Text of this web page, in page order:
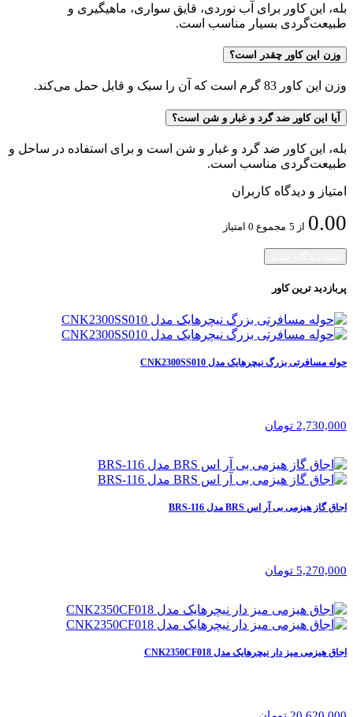
بله، این کاور برای آب نوردی، قایق سواری، ماهیگیری و
طبیعت‌گردی بسیار مناسب است.
وزن این کاور چقدر است؟
وزن این کاور 83 گرم است که آن را سبک و قابل حمل می‌کند.
آیا این کاور ضد گرد و غبار و شن است؟
بله، این کاور ضد گرد و غبار و شن است و برای استفاده در ساحل و
طبیعت‌گردی مناسب است.
امتیاز و دیدگاه کاربران
0.00 از 5 مجموع 0 امتیاز
پربازدید ترینکاور
حوله مسافرتی بزرگ نیچرهایک مدل CNK2300SS010
2,730,000 تومان
اجاق گاز هیزمی بی آر اس BRS مدل BRS-116
5,270,000 تومان
اجاق هیزمی میز دار نیچرهایک مدل CNK2350CF018